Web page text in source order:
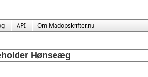
API Om Madopskrifter.nu
Hønseæg